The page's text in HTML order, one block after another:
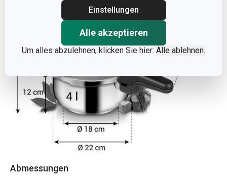
Einstellungen
Alle akzeptieren
Um alles abzulehnen, klicken Sie hier: Alle ablehnen.
Abmessungen